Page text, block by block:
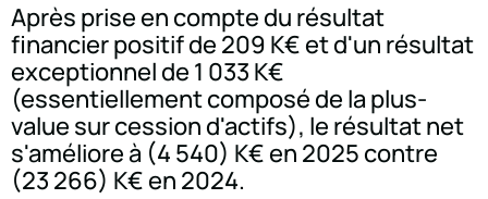
Après prise en compte du résultat
financier positif de 209 K€ et d'un résultat
exceptionnel de 1 033 K€
(essentiellement composé de la plus-
value sur cession d'actifs), le résultat net
s'améliore à (4 540) K€ en 2025 contre
(23 266) K€ en 2024.